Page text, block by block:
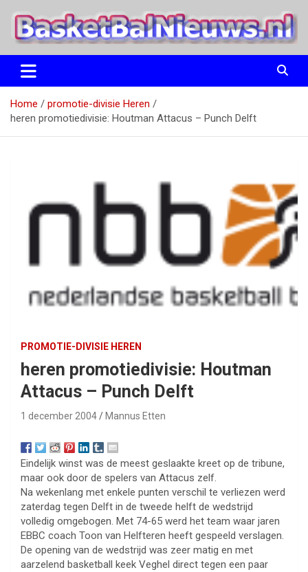
naar
BasketBalNieuws.nl
Etten
Home
promotie-divisie Heren
heren promotiedivisie: Houtman Attacus – Punch Delft
PROMOTIE-DIVISIE HEREN
heren promotiedivisie: Houtman
Attacus – Punch Delft
1 december 2004 Mannus Etten
Eindelijk winst was de meest geslaakte kreet op de tribune,
maar ook door de spelers van Attacus zelf.
Na wekenlang met enkele punten verschil te verliezen werd
zaterdag tegen Delft in de tweede helft de wedstrijd
volledig omgebogen. Met 74-65 werd het team waar jaren
EBBC coach Toon van Helfteren heeft gespeeld verslagen.
De opening van de wedstrijd was zeer matig en met
aarzelend basketball keek Veghel direct tegen een paar